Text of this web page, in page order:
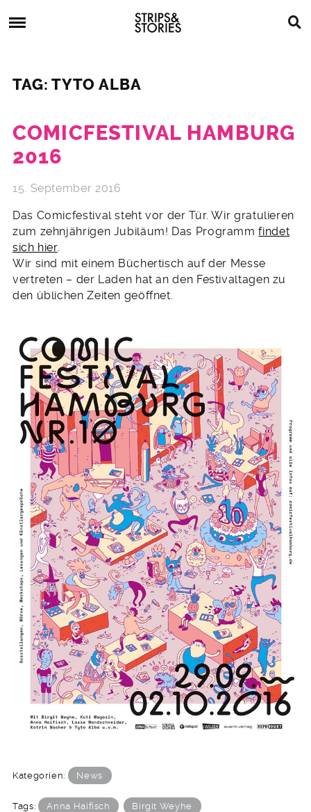
to
Strips
&
Stories
Comics,
TAG: TYTO ALBA
COMICFESTIVAL HAMBURG
2016
15. September 2016
Das Comicfestival steht vor der Tür. Wir gratulieren
zum zehnjährigen Jubiläum! Das Programmfindet
sich hier.
Wir sind mit einem Büchertisch auf der Messe
vertreten – der Laden hat an den Festivaltagen zu
den üblichen Zeiten geöffnet.
Kategorien: News
Tags: Anna Haifisch Birgit Weyhe